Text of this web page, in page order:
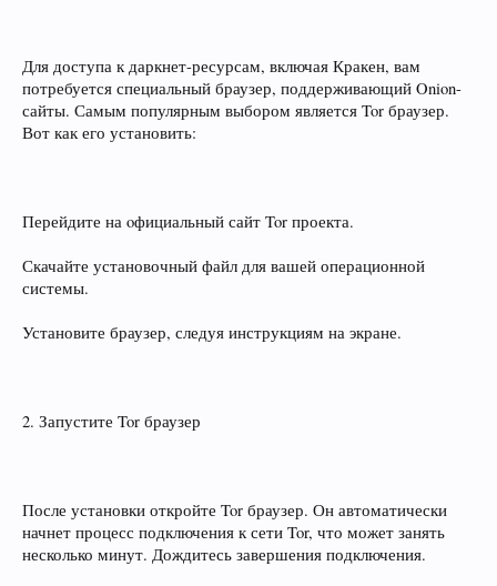
Для доступа к даркнет-ресурсам, включая Кракен, вам
потребуется специальный браузер, поддерживающий Onion-
сайты. Самым популярным выбором является Tor браузер.
Вот как его установить:
Перейдите на oфициальный сайт Tor проекта.
Скачайте установочный файл для вашей операционной
системы.
Установите браузер, следуя инструкциям на экране.
2. Запустите Tor браузер
После установки откройте Tor браузер. Он автоматически
начнет процесс подключения к сети Tor, что может занять
несколько минут. Дождитесь завершения подключения.